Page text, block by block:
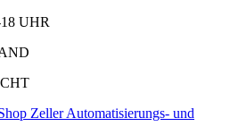
UHR
Zeller Automatisierungs- und